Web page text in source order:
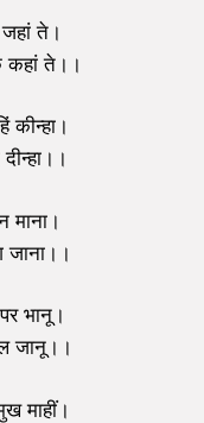
ते।
कहां ते।।
कीन्हा।
माना।
भानू।
जानू।।
माहीं।